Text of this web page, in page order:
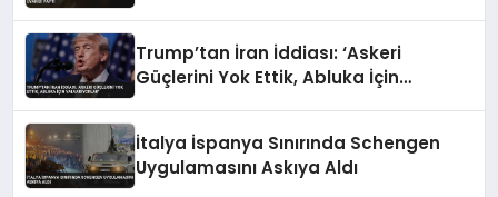
Trump’tan İran İddiası: ‘Askeri
Güçlerini Yok Ettik, Abluka İçin
İtalya İspanya Sınırında Schengen
Uygulamasını Askıya Aldı